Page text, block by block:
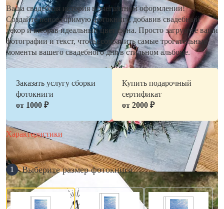
Ваша свадебная история в элегантном оформлении!
Создайте неповторимую фотокнигу, добавив свадебный
декор и выбрав идеальный цвет фона. Просто загрузите ваши
фотографии и текст, чтобы сохранить самые трогательные
моменты вашего свадебного дня в стильном альбоме.
Заказать услугу сборки
фотокниги
от 1000 ₽
Купить подарочный
сертификат
от 2000 ₽
Характеристики
1 Выберите размер фотокниги